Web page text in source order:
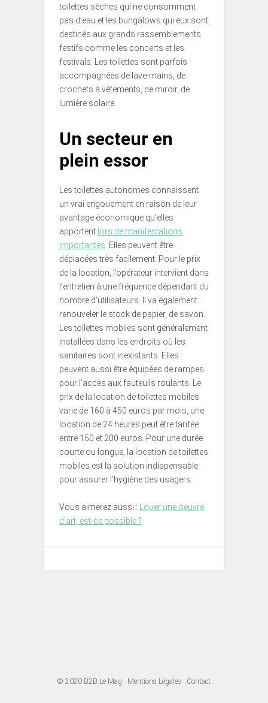
toilettes sèches qui ne consomment
pas d’eau et les bungalows qui eux sont
destinés aux grands rassemblements
festifs comme les concerts et les
festivals. Les toilettes sont parfois
accompagnées de lave-mains, de
crochets à vêtements, de miroir, de
lumière solaire.
Un secteur en
plein essor
Les toilettes autonomes connaissent
un vrai engouement en raison de leur
avantage économique qu’elles
apportent lors de manifestations
importantes . Elles peuvent être
déplacées très facilement. Pour le prix
de la location, l’opérateur intervient dans
l’entretien à une fréquence dépendant du
nombre d’utilisateurs. Il va également
renouveler le stock de papier, de savon.
Les toilettes mobiles sont généralement
installées dans les endroits où les
sanitaires sont inexistants. Elles
peuvent aussi être équipées de rampes
pour l’accès aux fauteuils roulants. Le
prix de la location de toilettes mobiles
varie de 160 à 450 euros par mois, une
location de 24 heures peut être tarifée
entre 150 et 200 euros. Pour une durée
courte ou longue, la location de toilettes
mobiles est la solution indispensable
pour assurer l’hygiène des usagers.
Vous aimerez aussi :
Louer une oeuvre
d’art, est-ce possible ?
© 2020 B2B Le Mag · Mentions Légales · Contact